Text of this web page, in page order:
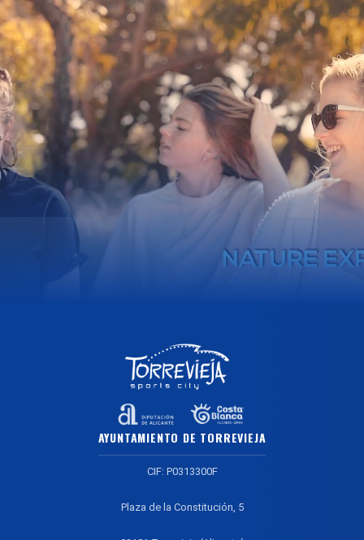
AYUNTAMIENTO DE TORREVIEJA
CIF: P0313300F
Plaza de la Constitución, 5